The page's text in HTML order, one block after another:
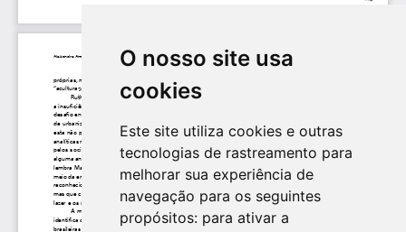
O nosso site usa
cookies
Este site utiliza cookies e outras
tecnologias de rastreamento para
melhorar sua experiência de
navegação para os seguintes
propósitos: para ativar a